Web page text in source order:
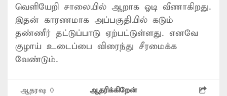
வெளியேறி சாலையில் ஆறாக ஓடி வீணாகிறது.
இதன் காரணமாக அப்பகுதியில் கடும்
தண்ணீர் தட்டுப்பாடு ஏற்பட்டுள்ளது. எனவே
குழாய் உடைப்பை விரைந்து சீரமைக்க
வேண்டும்.
ஆதரவு: 0 ஆதரிக்கிறேன்